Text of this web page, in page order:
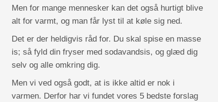
Men for mange mennesker kan det også hurtigt blive
alt for varmt, og man får lyst til at køle sig ned.
Det er der heldigvis råd for. Du skal spise en masse
is; så fyld din fryser med sodavandsis, og glæd dig
selv og alle omkring dig.
Men vi ved også godt, at is ikke altid er nok i
varmen. Derfor har vi fundet vores 5 bedste forslag